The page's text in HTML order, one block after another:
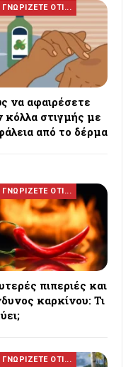
ΓΝΩΡΙΖΕΤΕ ΟΤΙ...
να αφαιρέσετε
κόλλα στιγμής με
από το δέρμα
ΓΝΩΡΙΖΕΤΕ ΟΤΙ...
πιπεριές και
καρκίνου: Τι
ΓΝΩΡΙΖΕΤΕ ΟΤΙ...